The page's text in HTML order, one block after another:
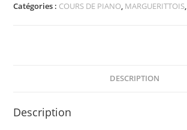
Catégories : COURS DE PIANO, MARGUERITTOIS,
DESCRIPTION
Description